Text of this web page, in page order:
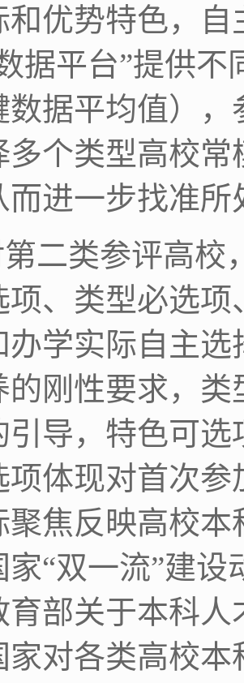
和优势特色，
据平台”提供
数据平均值）
多个类型高校
而进一步找准
二类参评高校
项、类型必选
办学实际自主
的刚性要求，类
引导，特色可
项体现对首次
聚焦反映高校
家“双一流”建
育部关于本科
家对各类高校